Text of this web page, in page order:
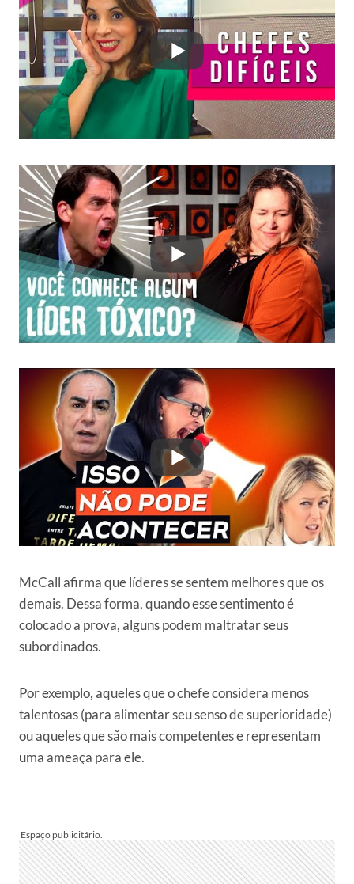
McCall afirma que líderes se sentem melhores que os
demais. Dessa forma, quando esse sentimento é
colocado a prova, alguns podem maltratar seus
subordinados.
Por exemplo, aqueles que o chefe considera menos
talentosas (para alimentar seu senso de superioridade)
ou aqueles que são mais competentes e representam
uma ameaça para ele.